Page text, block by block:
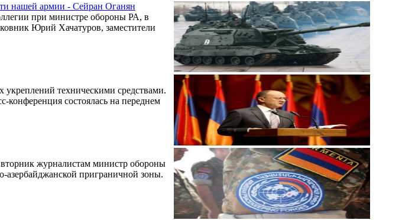
нашей армии - Сейран Оганян
при министре обороны РА, в
Юрий Хачатуров, заместители
техническими средствами.
состоялась на переднем
вторник журналистам министр обороны
азербайджанской приграничной зоны.